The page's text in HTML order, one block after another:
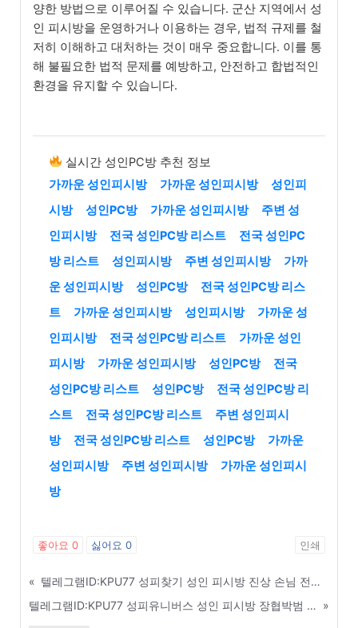
양한 방법으로 이루어질 수 있습니다. 군산 지역에서 성
인 피시방을 운영하거나 이용하는 경우, 법적 규제를 철
저히 이해하고 대처하는 것이 매우 중요합니다. 이를 통
해 불필요한 법적 문제를 예방하고, 안전하고 합법적인
환경을 유지할 수 있습니다.
실시간 성인PC방 추천 정보
가까운 성인피시방
가까운 성인피시방
성인피
시방
성인PC방 가까운 성인피시방
주변 성
인피시방
전국 성인PC방 리스트
전국 성인PC
방 리스트
성인피시방 주변 성인피시방
가까
운 성인피시방
성인PC방
전국 성인PC방 리스
트
가까운 성인피시방 성인피시방
가까운 성
인피시방
전국 성인PC방 리스트
가까운 성인
피시방
가까운 성인피시방 성인PC방
전국
성인PC방 리스트
성인PC방
전국 성인PC방 리
스트
전국 성인PC방 리스트
주변 성인피시
방
전국 성인PC방 리스트 성인PC방
가까운
성인피시방
주변 성인피시방
가까운 성인피시
방
좋아요 0 싫어요 0 인쇄
«
텔레그램ID:KPU77 성피찾기 성인 피시방 진상 손님 전국 블랙리스트(블랙북) 열람 - 용인
텔레그램ID:KPU77 성피유니버스 성인 피시방 장협박범 역관광 시키는 법률 대응 매뉴얼 - 경산
»